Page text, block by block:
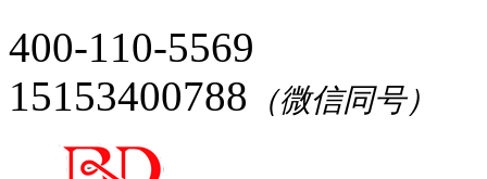
400-110-5569
15153400788 （微信同号）